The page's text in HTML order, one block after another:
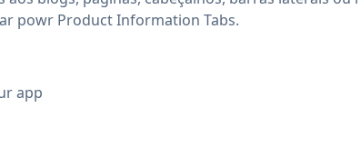
powr Product Information Tabs.
app